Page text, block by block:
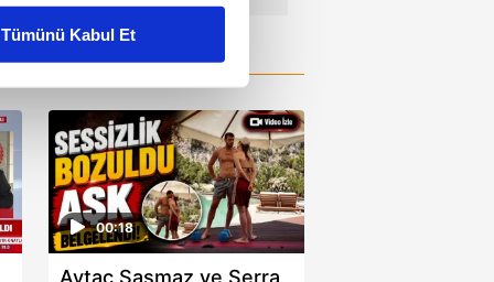
kullanılmaktadır. Bu
sunulması
ve sizlere yönelik
detaylı bilgi için Ayarlar
Tümünü Kabul Et
00:18
Aytaç Şaşmaz ve Serra